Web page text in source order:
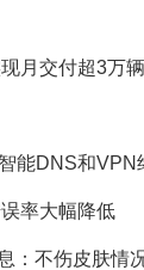
月交付超3万
能DNS和VPN
率大幅降低
：不伤皮肤情